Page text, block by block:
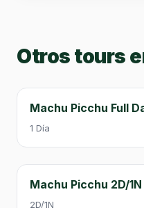
Otros tours
Machu Picchu Full
1 Día
Machu Picchu 2D/1N
2D/1N